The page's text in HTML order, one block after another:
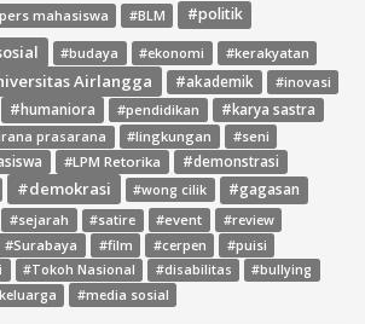
mahasiswa #BLM
#politik
#budaya #ekonomi #kerakyatan
Airlangga #akademik #inovasi
#humaniora #pendidikan
#karya sastra
prasarana #lingkungan #seni
#LPM Retorika #demonstrasi
#demokrasi #wong cilik #gagasan
#sejarah #satire #event
#review
#Surabaya #film #cerpen
#puisi
#Tokoh Nasional #disabilitas
#bullying
#media sosial